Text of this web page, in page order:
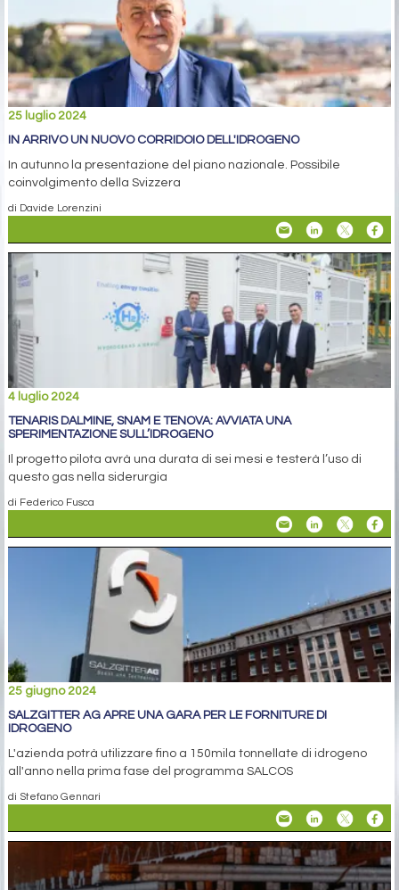
25 luglio 2024
IN ARRIVO UN NUOVO CORRIDOIO DELL'IDROGENO
In autunno la presentazione del piano nazionale. Possibile
coinvolgimento della Svizzera
di Davide Lorenzini
4 luglio 2024
TENARIS DALMINE, SNAM E TENOVA: AVVIATA UNA
SPERIMENTAZIONE SULL’IDROGENO
Il progetto pilota avrà una durata di sei mesi e testerà l’uso di
questo gas nella siderurgia
di Federico Fusca
25 giugno 2024
SALZGITTER AG APRE UNA GARA PER LE FORNITURE DI
IDROGENO
L'azienda potrà utilizzare fino a 150mila tonnellate di idrogeno
all'anno nella prima fase del programma SALCOS
di Stefano Gennari